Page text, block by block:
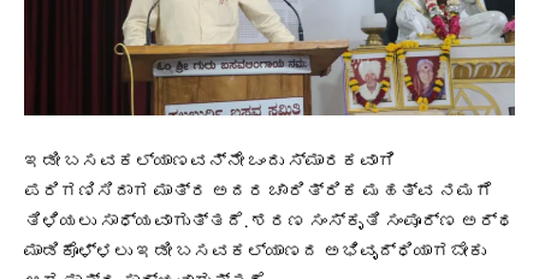
ಇಡೀ ಬಸವಕಲ್ಯಾಣವನ್ನೇ ಒಂದು ಸ್ಮಾರಕವಾಗಿ
ಪರಿಗಣಿಸಿದಾಗ ಮಾತ್ರ ಅದರ ಚಾರಿತ್ರಿಕ ಮಹತ್ವ ನಮಗೆ
ತಿಳಿಯಲು ಸಾಧ್ಯವಾಗುತ್ತದೆ. ಶರಣ ಸಂಸ್ಕೃತಿ ಸಂಪೂರ್ಣ ಅರ್ಥ
ಮಾಡಿಕೊಳ್ಳಲು ಇಡೀ ಬಸವಕಲ್ಯಾಣದ ಅಭಿವೃದ್ಧಿಯಾಗಬೇಕು